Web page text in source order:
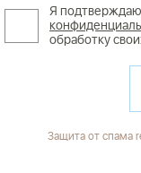
Я
обработку
Защита от спама